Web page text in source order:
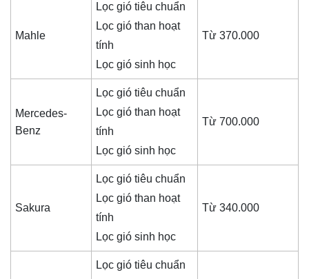
Mahle
Lọc gió tiêu chuẩn
Lọc gió than hoạt
tính
Lọc gió sinh học
Từ 370.000
Mercedes-
Benz
Lọc gió tiêu chuẩn
Lọc gió than hoạt
tính
Lọc gió sinh học
Từ 700.000
Sakura
Lọc gió tiêu chuẩn
Lọc gió than hoạt
tính
Lọc gió sinh học
Từ 340.000
Lọc gió tiêu chuẩn